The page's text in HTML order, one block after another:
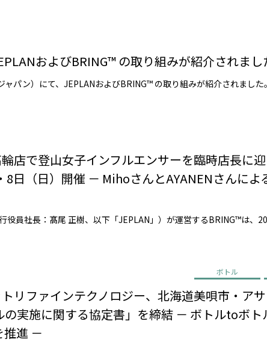
およびBRING™ の取り組みが紹介されまし
店で登山女子インフルエンサーを臨時店長に
日（日）開催 － MihoさんとAYANENさんに
ボトル
リファインテクノロジー、北海道美唄市・ア
実施に関する協定書」を締結 － ボトルtoボ
進 －